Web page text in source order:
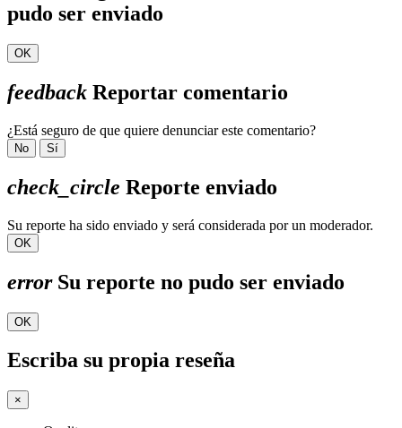
pudo ser enviado
OK
feedback Reportar comentario
¿Está seguro de que quiere denunciar este comentario?
No Sí
check_circle Reporte enviado
Su reporte ha sido enviado y será considerada por un moderador.
OK
errorSu reporte no pudo ser enviado
OK
Escriba su propia reseña
×